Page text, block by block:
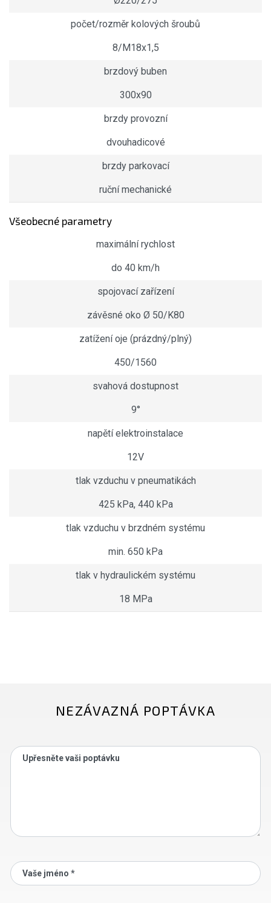
počet/rozměr kolových šroubů
8/M18x1,5
brzdový buben
300x90
brzdy provozní
dvouhadicové
brzdy parkovací
ruční mechanické
Všeobecné parametry
maximální rychlost
do 40 km/h
spojovací zařízení
závěsné oko Ø 50/K80
zatížení oje (prázdný/plný)
450/1560
svahová dostupnost
9°
napětí elektroinstalace
12V
tlak vzduchu v pneumatikách
425 kPa, 440 kPa
tlak vzduchu v brzdném systému
min. 650 kPa
tlak v hydraulickém systému
18 MPa
NEZÁVAZNÁ POPTÁVKA
Upřesněte vaši poptávku
Vaše jméno *